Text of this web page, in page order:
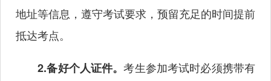
地址等信息，遵守考试要求，预留充足的时间提前
抵达考点。
2.备好个人证件。考生参加考试时必须携带有